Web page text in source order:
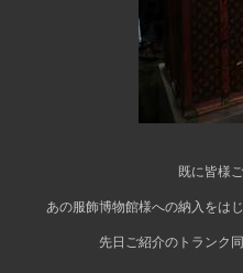
既に皆様ご周知の通り、
あの服飾博物館様への納入をはじめ
先日ご紹介のトランク同様、コ